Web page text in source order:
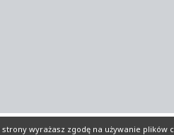
strony wyrażasz zgodę na używanie